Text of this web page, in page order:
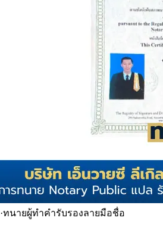
·ทนายผู้ทำคำรับรองลายมือชื่อ